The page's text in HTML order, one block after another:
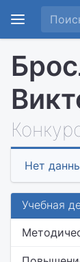
Нет
Учебная